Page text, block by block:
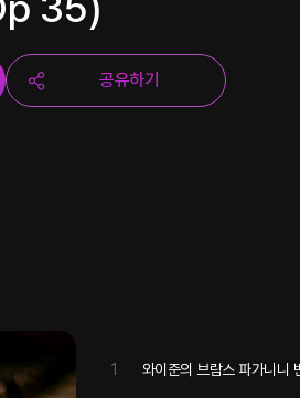
공유하기
1 와이준의 브람스 파가니니